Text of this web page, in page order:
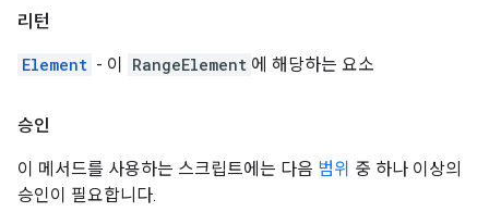
리턴
Element - 이 RangeElement 에 해당하는 요소
승인
이 메서드를 사용하는 스크립트에는 다음 범위 중 하나 이상의
승인이 필요합니다.